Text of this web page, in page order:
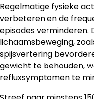
Regelmatige fysieke
verbeteren en de
episodes verminderen.
lichaamsbeweging,
spijsvertering
gewicht te behouden,
refluxsymptomen te